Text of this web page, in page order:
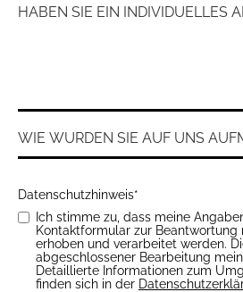
Datenschutzhinweis*
Ich stimme zu, dass meine
Kontaktformular zur Beantwortung
erhoben und verarbeitet werden.
abgeschlossener Bearbeitung
Detaillierte Informationen zum
finden sich in der